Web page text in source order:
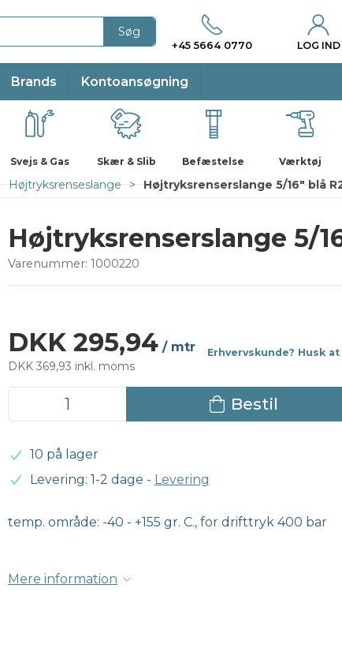
Søg
+45 5664 0770 LOG IND
Brands Kontoansøgning
Svejs & Gas Skær & Slib Befæstelse Værktøj
Højtryksrenseslange Højtryksrenserslange 5/16" blå
Højtryksrenserslange 5/
Varenummer: 1000220
DKK 295,94 / mtr Erhvervskunde? Husk
DKK 369,93 inkl. moms
Bestil
10 på lager
Levering: 1-2 dage - Levering
temp. område: -40 - +155 gr. C., for drifttryk 400 bar
Mere information